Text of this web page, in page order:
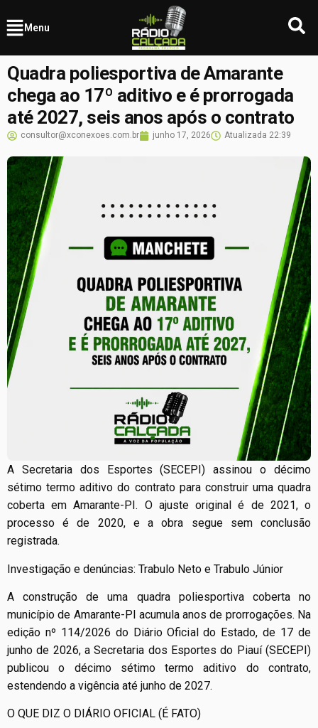
Menu
Quadra poliesportiva de Amarante
chega ao 17º aditivo e é prorrogada
até 2027, seis anos após o contrato
consultor@xconexoes.com.br junho 17, 2026 Atualizada 22:39
A Secretaria dos Esportes (SECEPI) assinou o décimo
sétimo termo aditivo do contrato para construir uma quadra
coberta em Amarante-PI. O ajuste original é de 2021, o
processo é de 2020, e a obra segue sem conclusão
registrada.
Investigação e denúncias: Trabulo Neto e Trabulo Júnior
A construção de uma quadra poliesportiva coberta no
município de Amarante-PI acumula anos de prorrogações. Na
edição nº 114/2026 do Diário Oficial do Estado, de 17 de
junho de 2026, a Secretaria dos Esportes do Piauí (SECEPI)
publicou o décimo sétimo termo aditivo do contrato,
estendendo a vigência até junho de 2027.
O QUE DIZ O DIÁRIO OFICIAL (É FATO)